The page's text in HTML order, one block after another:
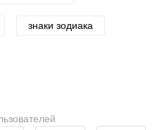
знаки зодиака